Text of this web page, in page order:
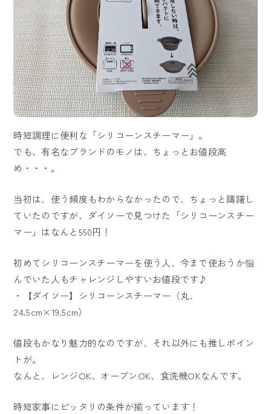
時短調理に便利な「シリコーンスチーマー」。
でも、有名なブランドのモノは、ちょっとお値段高
め・・・。
当初は、使う頻度もわからなかったので、ちょっと躊躇し
ていたのですが、ダイソーで見つけた「シリコーンスチー
マー」はなんと550円！
初めてシリコーンスチーマーを使う人、今まで使おうか悩
んでいた人もチャレンジしやすいお値段です♪
・【ダイソー】シリコーンスチーマー（丸、
24.5cm×19.5cm）
値段もかなり魅力的なのですが、それ以外にも推しポイン
トが。
なんと、レンジOK、オーブンOK、食洗機OKなんです。
時短家事にピッタリの条件が揃っています！